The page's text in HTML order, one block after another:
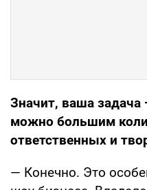
Значит, ваша
можно большим
ответственных и
— Конечно. Это